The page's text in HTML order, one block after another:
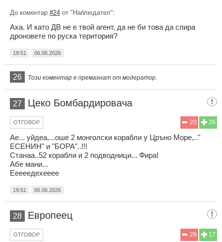
До коментар #24 от "Наблюдател":
Аха. И като ДВ не е твой агент, да не би това да спира
дроновете по руска територия?
19:51 06.06.2026
26 Този коментар е премахнат от модератор.
27 Цеко Бомбардировача
26
20
ОТГОВОР
Ае... уйдеа,...оше 2 монголски корабли у Цръно Море,.."
ЕСЕНИН" и "БОРА"..!!!
Станаа..52 корабли и 2 подводници... Фира!
Абе мани...
Ееееедехееее
19:51 06.06.2026
28 Европеец
17
28
ОТГОВОР